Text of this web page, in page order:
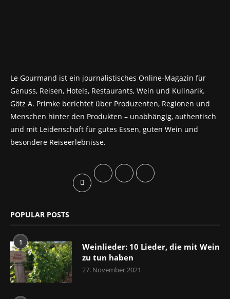
Le Gourmand ist ein journalistisches Online-Magazin für
Genuss, Reisen, Hotels, Restaurants, Wein und Kulinarik.
Götz A. Primke berichtet über Produzenten, Regionen und
Menschen hinter den Produkten – unabhängig, authentisch
und mit Leidenschaft für gutes Essen, guten Wein und
besondere Reiseerlebnisse.
POPULAR POSTS
1
Weinlieder: 10 Lieder, die mit Wein
zu tun haben
27. November 2021